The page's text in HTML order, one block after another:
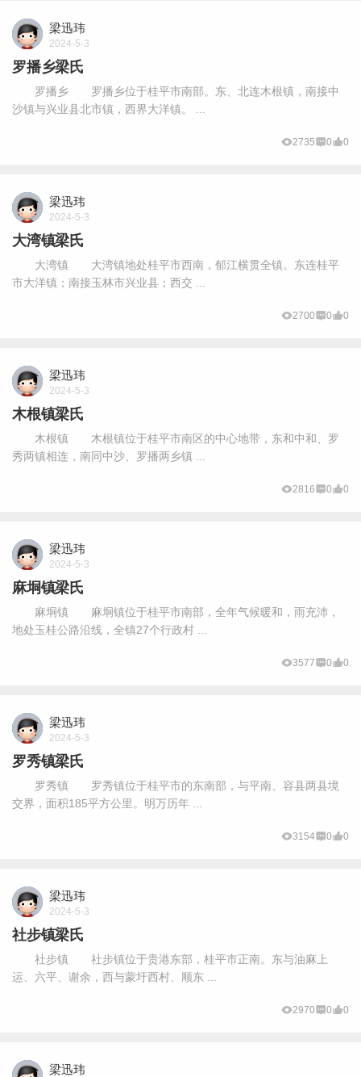
梁迅玮
2024-5-3
罗播乡梁氏
罗播乡 罗播乡位于桂平市南部。东、北连木根镇，南接中
沙镇与兴业县北市镇，西界大洋镇。 ...
2735 0 0
梁迅玮
2024-5-3
大湾镇梁氏
大湾镇 大湾镇地处桂平市西南，郁江横贯全镇。东连桂平
市大洋镇；南接玉林市兴业县；西交 ...
2700 0 0
梁迅玮
2024-5-3
木根镇梁氏
木根镇 木根镇位于桂平市南区的中心地带，东和中和、罗
秀两镇相连，南同中沙、罗播两乡镇 ...
2816 0 0
梁迅玮
2024-5-3
麻垌镇梁氏
麻垌镇 麻垌镇位于桂平市南部，全年气候暖和，雨充沛，
地处玉桂公路沿线，全镇27个行政村 ...
3577 0 0
梁迅玮
2024-5-3
罗秀镇梁氏
罗秀镇 罗秀镇位于桂平市的东南部，与平南、容县两县境
交界，面积185平方公里。明万历年 ...
3154 0 0
梁迅玮
2024-5-3
社步镇梁氏
社步镇 社步镇位于贵港东部，桂平市正南。东与油麻上
运、六平、谢余，西与蒙圩西村、顺东 ...
2970 0 0
梁迅玮